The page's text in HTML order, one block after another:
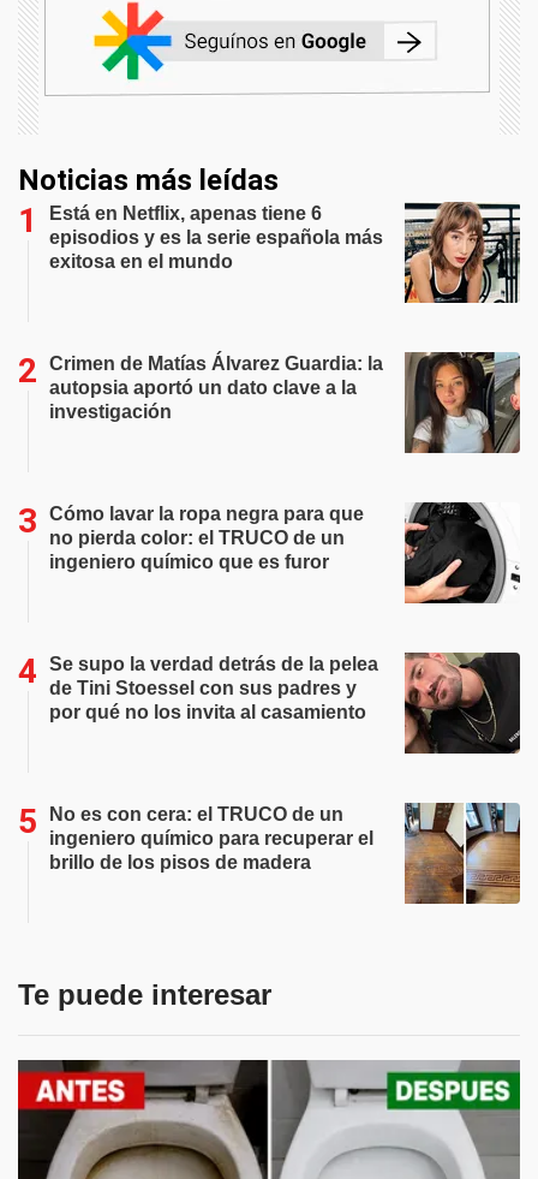
Noticias más leídas
Está en Netflix, apenas tiene 6
episodios y es la serie española más
exitosa en el mundo
Crimen de Matías Álvarez Guardia: la
autopsia aportó un dato clave a la
investigación
Cómo lavar la ropa negra para que
no pierda color: el TRUCO de un
ingeniero químico que es furor
Se supo la verdad detrás de la pelea
de Tini Stoessel con sus padres y
por qué no los invita al casamiento
No es con cera: el TRUCO de un
ingeniero químico para recuperar el
brillo de los pisos de madera
Te puede interesar